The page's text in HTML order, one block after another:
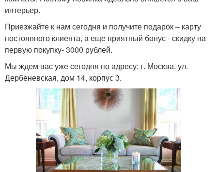
интерьер.
Приезжайте к нам сегодня и получите подарок – карту
постоянного клиента, а еще приятный бонус - скидку на
первую покупку- 3000 рублей.
Мы ждем вас уже сегодня по адресу: г. Москва, ул.
Дербеневская, дом 14, корпус 3.